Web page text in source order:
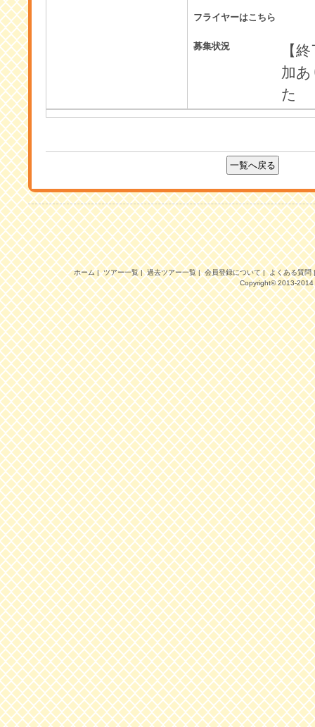
フライヤーはこちら
募集状況
【
加
た
ホーム|ツアー一覧|過去ツアー一覧|会員登録について|よくある質問
Copyright© 2013-2014